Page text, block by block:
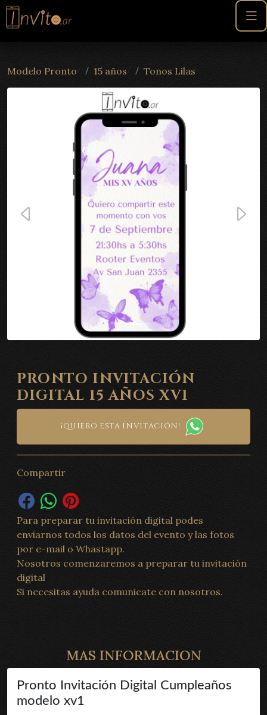
Modelo Pronto 15 años Tonos Lilas
PRONTO INVITACIÓN
DIGITAL 15 AÑOS XV1
¡QUIERO ESTA INVITACIÓN!
Compartir
Para preparar tu invitación digital podes
enviarnos todos los datos del evento y las fotos
por e-mail o Whastapp.
Nosotros comenzaremos a preparar tu invitación
digital
Si necesitas ayuda comunicate con nosotros.
MAS INFORMACION
Pronto Invitación Digital Cumpleaños
modelo xv1